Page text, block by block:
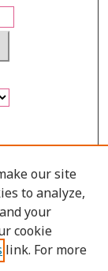
our site
to analyze,
your
cookie
link. For more